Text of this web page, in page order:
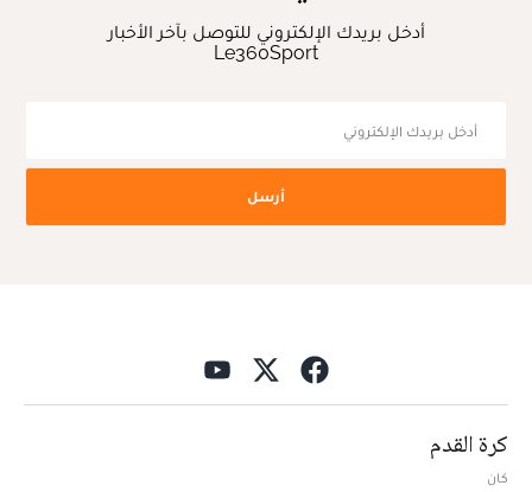
أدخل بريدك الإلكتروني للتوصل بآخر الأخبار
Le360Sport
أرسل
كرة القدم
كان